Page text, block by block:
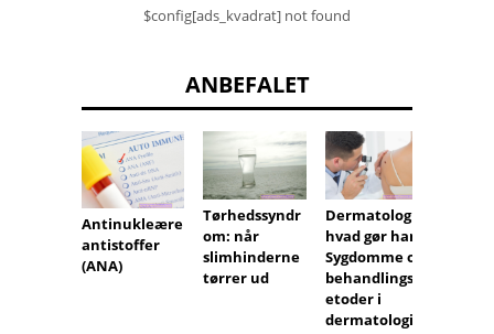
$config[ads_kvadrat] not found
ANBEFALET
Antinukleære
antistoffer
(ANA)
Tørhedssyndr
om: når
slimhinderne
tørrer ud
Dermatolog -
hvad gør han?
Sygdomme og
behandlingsm
etoder i
dermatologi